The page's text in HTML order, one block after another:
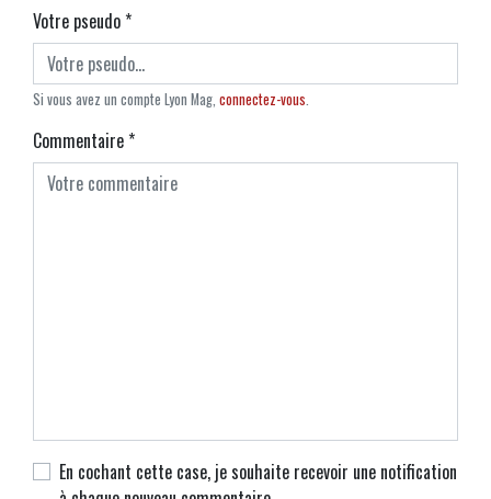
Votre pseudo*
Si vous avez un compte Lyon Mag, connectez-vous.
Commentaire*
En cochant cette case, je souhaite recevoir une notification